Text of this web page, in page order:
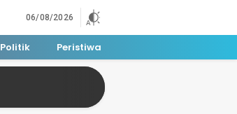
06/08/2026
Politik Peristiwa